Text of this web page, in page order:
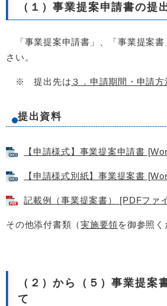
（１）事業提案申請書の提
「事業提案申請書」、「事業提案書
さい。
※ 提出先は ３．申請期間・申請方
提出資料
【申請様式】事業提案申請書
【申請様式別紙】事業提案書
記載例（事業提案書） [PDFファ
その他添付書類（実施要領を御参照く
（２）から（５）事業提案
て